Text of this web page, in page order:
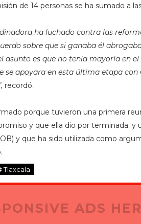
de 14 personas se ha sumado a
ha luchado contra las
sobre que si ganaba él
asunto es que no tenía mayoría en
se apoyara en esta última etapa
recordó.
porque tuvieron una primera
y que ella dio por terminada; y
y que ha sido utilizada como
Tlaxcala
ADS